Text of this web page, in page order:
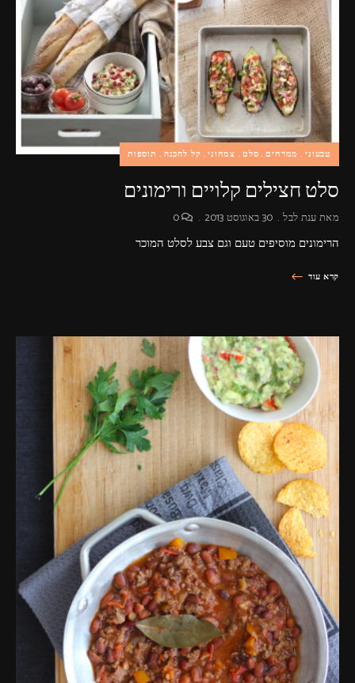
טבעוני ממרחים סלט צמחוני קל להכנה תוספות
סלט חצילים קלויים ורימונים
מאתענת לבל 30 באוגוסט 2013 0
הרימונים מוסיפים טעם וגם צבע לסלט המוכר
קרא עוד